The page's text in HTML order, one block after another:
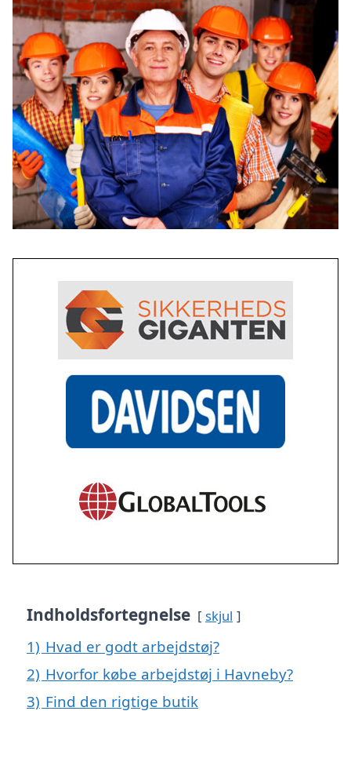
Indholdsfortegnelse skjul
1) Hvad er godt arbejdstøj?
2) Hvorfor købe arbejdstøj i Havneby?
3) Find den rigtige butik